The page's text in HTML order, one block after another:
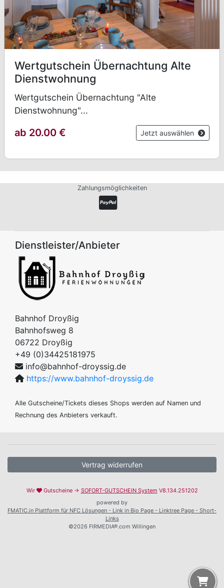
Wertgutschein Übernachtung Alte
Dienstwohnung
Wertgutschein Übernachtung "Alte
Dienstwohnung"...
ab 20.00 € Jetzt auswählen
Zahlungsmöglichkeiten
Dienstleister/Anbieter
Bahnhof Droyßig
Bahnhofsweg 8
06722 Droyßig
+49 (0)34425181975
info@bahnhof-droyssig.de
https://www.bahnhof-droyssig.de
Alle Gutscheine/Tickets dieses Shops werden auf Namen und
Rechnung des Anbieters verkauft.
Vertrag widerrufen
Wir Gutscheine → SOFORT-GUTSCHEIN System V8.134.251202
powered by
FMATIC.in Plattform für NFC Lösungen - Link in Bio Page - Linktree Page - Short-
Links
©2026 FIRMEDIA®.com Willingen